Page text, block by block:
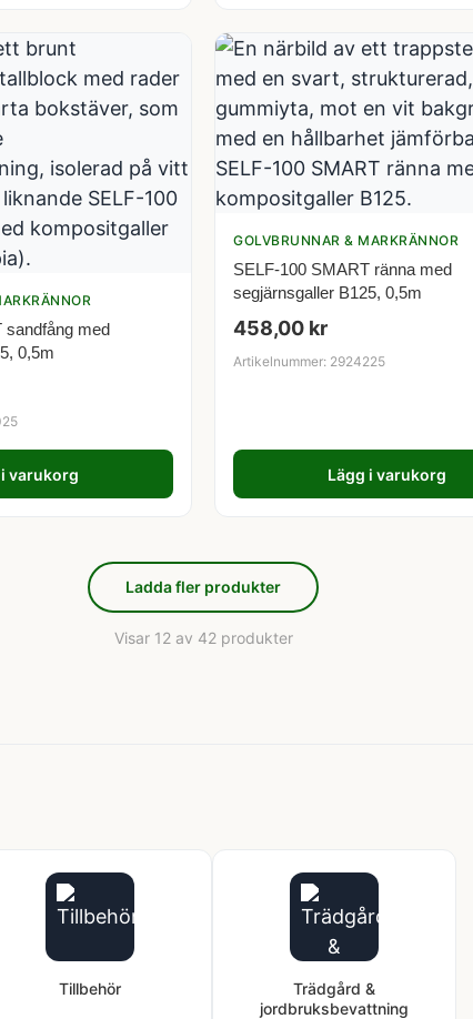
sandfång med
0,5m
varukorg
GOLVBRUNNAR & MARKRÄNNOR
SELF-100 SMART ränna med
segjärnsgaller B125, 0,5m
458,00 kr
Artikelnummer: 2924225
Lägg i varukorg
Ladda fler produkter
Visar 12 av 42 produkter
Tillbehör
Trädgård &
jordbruksbevattning